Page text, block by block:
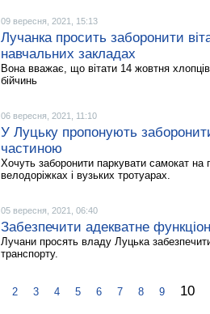
09 вересня, 2021, 15:13
Лучанка просить заборонити
навчальних закладах
Вона вважає, що вітати 14 жовтня
бійчинь
06 вересня, 2021, 11:10
У Луцьку пропонують
частиною
Хочуть заборонити паркувати самокат на
велодоріжках і вузьких тротуарах.
05 вересня, 2021, 06:40
Забезпечити адекватне
Лучани просять владу Луцька
транспорту.
2 3 4 5 6 7 8 9 10